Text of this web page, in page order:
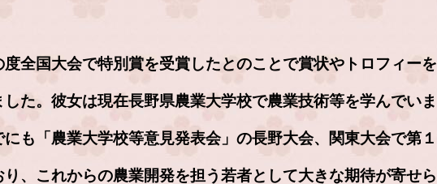
全国大会で特別賞を受賞したとのことで賞状やトロフィーを
した。彼女は現在長野県農業大学校で農業技術等を学んでいま
も「農業大学校等意見発表会」の長野大会、関東大会で第１
、これからの農業開発を担う若者として大きな期待が寄せら